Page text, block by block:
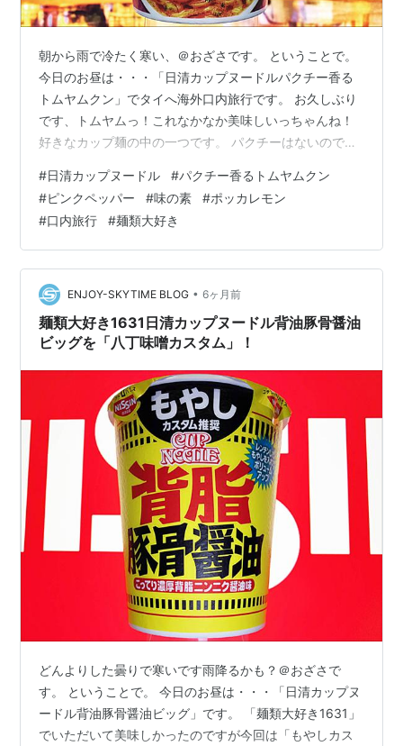
朝から雨で冷たく寒い、＠おざさです。 ということで。
今日のお昼は・・・「日清カップヌードルパクチー香る
トムヤムクン」でタイへ海外口内旅行です。 お久しぶり
です、トムヤムっ！これなかなか美味しいっちゃんね！
好きなカップ麺の中の一つです。 パクチーはないのでピ
だきましょう。 背景は11月、タイのチェンマイで行われ
る「コムローイ祭り」です。和紙でできた「コロムーイ
（小気球）」を空に放つお祭りです。 中身は直に粉末ス
ープ・かやく（謎えび・マッシュルーム・唐辛子・パク
チー）が入ってます。別袋で「トムヤムペースト」が入
ってます。麺はカップヌードル麺です。…
#日清カップヌードル #パクチー香るトムヤムクン
#ピンクペッパー #味の素 #ポッカレモン
#口内旅行 #麺類大好き
ENJOY-SKYTIME BLOG • 6ヶ月前
麺類大好き1631日清カップヌードル背油豚骨醤油
ビッグを「八丁味噌カスタム」！
どんよりした曇りで寒いです雨降るかも？＠おざさで
す。 ということで。 今日のお昼は・・・「日清カップヌ
ードル背油豚骨醤油ビッグ」です。 「麺類大好き1631」
でいただいて美味しかったのですが今回は「もやしカス